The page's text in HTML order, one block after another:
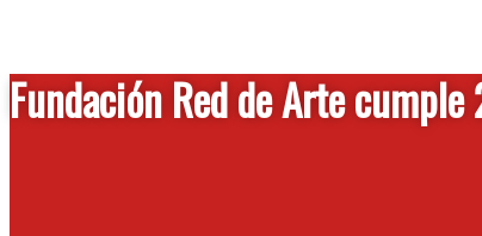
Fundación Red de Arte